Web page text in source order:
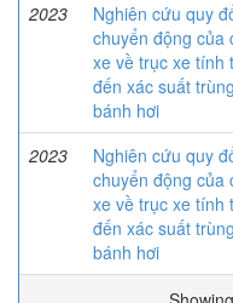
2023
Nghiên cứu quy
chuyển động của
xe về trục xe tính
đến xác suất
bánh hơi
2023
Nghiên cứu quy
chuyển động của
xe về trục xe tính
đến xác suất
bánh hơi